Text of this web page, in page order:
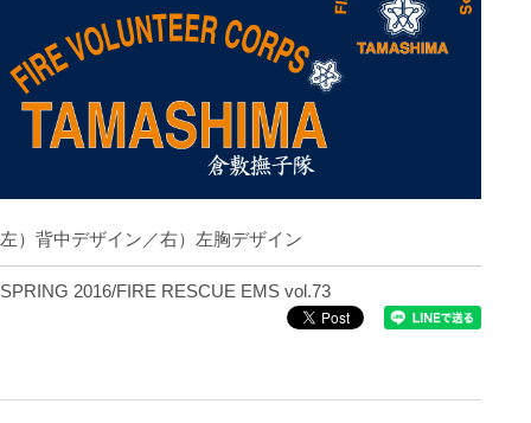
左）背中デザイン／右）左胸デザイン
SPRING 2016/FIRE RESCUE EMS vol.73